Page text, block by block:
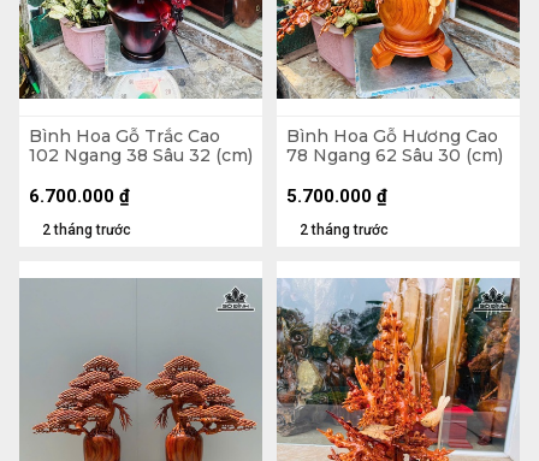
Bình Hoa Gỗ Trắc Cao
102 Ngang 38 Sâu 32 (cm)
2 tháng trước
6.700.000 ₫
Bình Hoa Gỗ Hương Cao
78 Ngang 62 Sâu 30 (cm)
2 tháng trước
5.700.000 ₫